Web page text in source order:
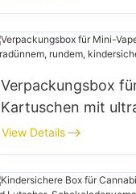
Bodenbox - LB013
Verpackungsbox
Kartuschen mit
rundem,
Silikonknopf
View Details